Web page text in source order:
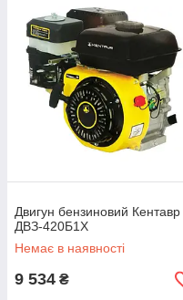
Двигун бензиновий Кентавр
ДВЗ-420Б1X
Немає в наявності
9 534 ₴